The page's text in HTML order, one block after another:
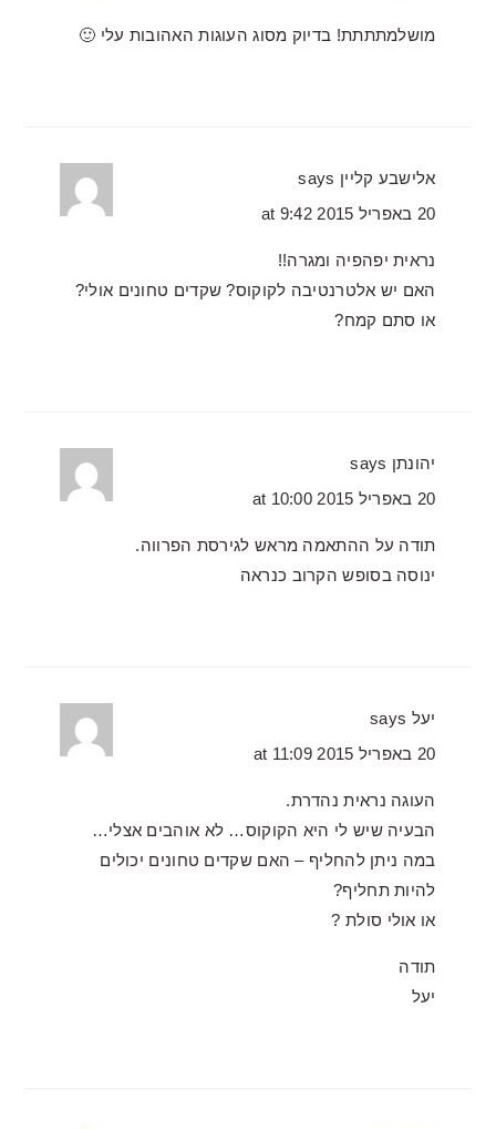
מושלמתתתת! בדיוק מסוג העוגות האהובות עלי 🙂
אלישבע קליין says
20 באפריל 2015 at 9:42
נראית יפהפיה ומגרה!!
האם יש אלטרנטיבה לקוקוס? שקדים טחונים אולי?
או סתם קמח?
יהונתן says
20 באפריל 2015 at 10:00
תודה על ההתאמה מראש לגירסת הפרווה.
ינוסה בסופש הקרוב כנראה
יעל says
20 באפריל 2015 at 11:09
העוגה נראית נהדרת.
הבעיה שיש לי היא הקוקוס… לא אוהבים אצלי…
במה ניתן להחליף – האם שקדים טחונים יכולים
להיות תחליף?
או אולי סולת ?
תודה
יעל